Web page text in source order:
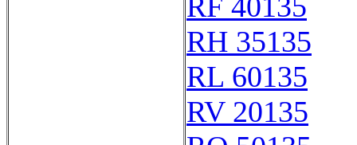
RH 35135
RL 60135
RV 20135